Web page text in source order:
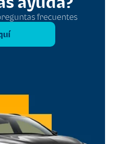
frecuentes